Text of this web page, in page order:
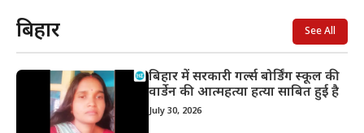
बिहार See All
बिहार में सरकारी गर्ल्स बोर्डिंग स्कूल की
वार्डेन की आत्महत्या हत्या साबित हुई है
July 30, 2026